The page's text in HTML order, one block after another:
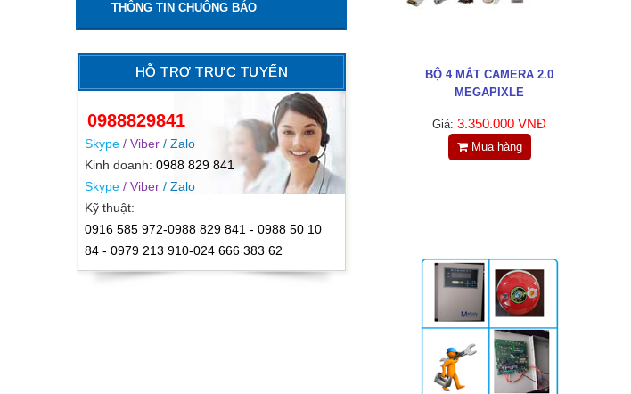
THÔNG TIN CHUÔNG BÁO
HỖ TRỢ TRỰC TUYẾN
0988829841
Skype / Viber / Zalo
Kinh doanh: 0988 829 841
Skype / Viber / Zalo
Kỹ thuật:
0916 585 972-0988 829 841 - 0988 50 10
84 - 0979 213 910-024 666 383 62
BỘ 4 MẮT CAMERA 2.0
MEGAPIXLE
Giá: 3.350.000 VNĐ
Mua hàng